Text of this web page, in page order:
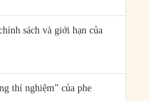
sách và giới hạn của
thí nghiệm” của phe